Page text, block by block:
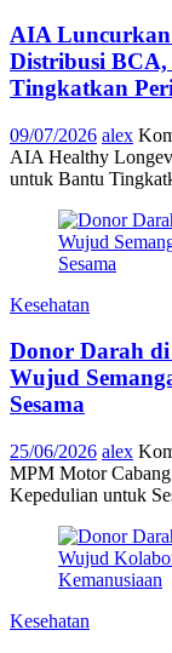
AIA
Distribusi
Tingkatkan
09/07/2026 alex
AIA Healthy
untuk Bantu
Kesehatan
Donor Darah
Wujud
Sesama
25/06/2026 alex
MPM Motor
Kepedulian untuk
Kesehatan